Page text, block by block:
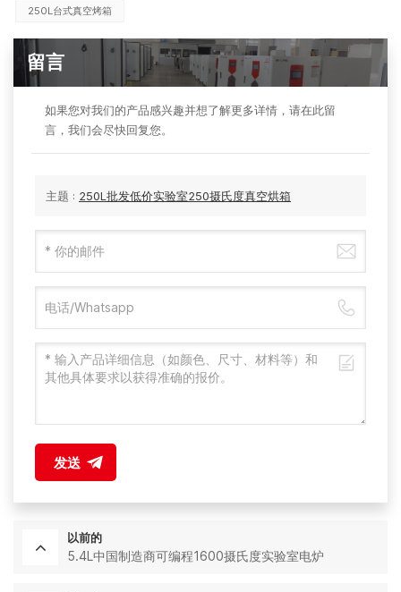
250L台式真空烤箱
留言
如果您对我们的产品感兴趣并想了解更多详情，请在此留
言，我们会尽快回复您。
主题 : 250L批发低价实验室250摄氏度真空烘箱
发送
以前的
5.4L中国制造商可编程1600摄氏度实验室电炉